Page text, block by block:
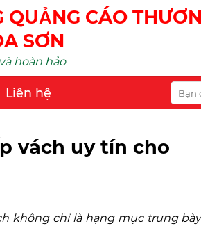
QUẢNG CÁO
SƠN
hoàn hảo
Liên hệ
vách uy tín cho
không chỉ là hạng mục trưng